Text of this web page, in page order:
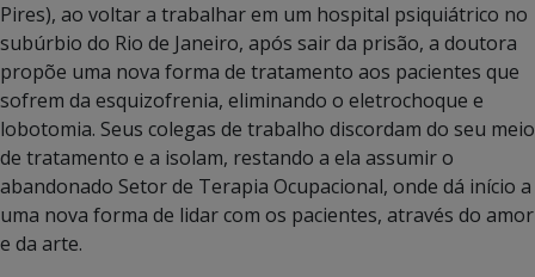
Pires), ao voltar a trabalhar em um hospital psiquiátrico no
subúrbio do Rio de Janeiro, após sair da prisão, a doutora
propõe uma nova forma de tratamento aos pacientes que
sofrem da esquizofrenia, eliminando o eletrochoque e
lobotomia. Seus colegas de trabalho discordam do seu meio
de tratamento e a isolam, restando a ela assumir o
abandonado Setor de Terapia Ocupacional, onde dá início a
uma nova forma de lidar com os pacientes, através do amor
e da arte.